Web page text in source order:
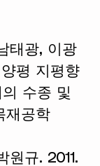
태광, 이광
양평 지평향
수종 및
재공학
원규. 2011.